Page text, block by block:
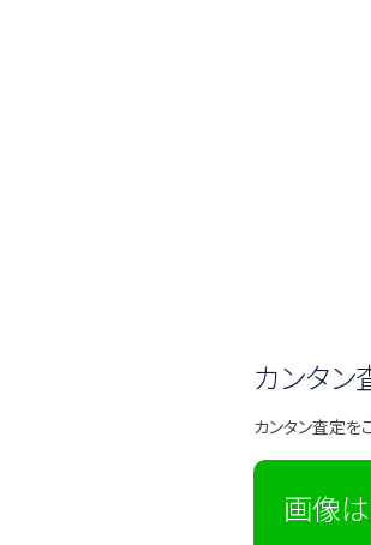
カンタン
カンタン査定
画像